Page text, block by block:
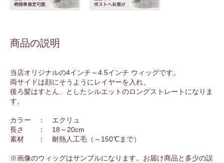
商品の説明
当店オリジナルの4インチ～4.5インチ ウィッグです。
両サイドは顔にそうようにレイヤーを入れ、
後ろ髪はすとん、としたシルエットのロングストレートになりま
す。
カラー ： エクリュ
長さ ： 18～20cm
素材 ： 耐熱人工毛（～150℃まで）
※画像のウィッグはサンプルになります。お届け商品と多少の誤